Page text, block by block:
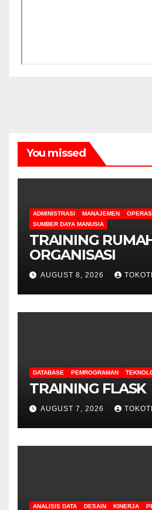
You missed
ADMINISTRASI MANAJEMEN
SUMBER DAYA MANUSIA
TRAINING
ORGANISASI
AUGUST 8, 2026
DATABASE PEMROGRAMAN
TRAINING FLASK
AUGUST 7, 2026
ANALISIS DATA DESAIN KINERJA